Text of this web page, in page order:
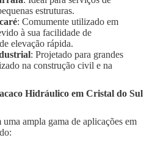
estruturas.
: Comumente utilizado em
à sua facilidade de
elevação rápida.
: Projetado para grandes
na construção civil e na
Hidráulico em Cristal do Sul
ampla gama de aplicações em